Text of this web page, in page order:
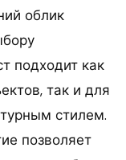
облик
подходит как
так и для
стилем.
позволяет